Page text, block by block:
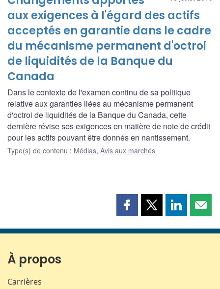
aux exigences à l'égard des actifs
acceptés en garantie dans le cadre
du mécanisme permanent d'octroi
de liquidités de la Banque du
Canada
Dans le contexte de l'examen continu de sa politique
relative aux garanties liées au mécanisme permanent
d'octroi de liquidités de la Banque du Canada, cette
dernière révise ses exigences en matière de note de crédit
pour les actifs pouvant être donnés en nantissement.
Type(s) de contenu : Médias, Avis aux marchés
Partager
page
Partager
page
Partager
page page
À propos
Carrières